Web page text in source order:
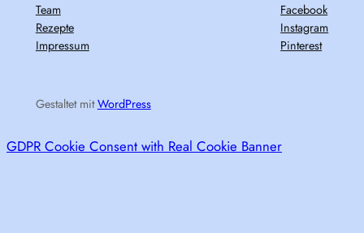
Team
Rezepte
Impressum
Facebook
Instagram
Pinterest
Gestaltet mitWordPress
GDPR Cookie Consent with Real Cookie Banner